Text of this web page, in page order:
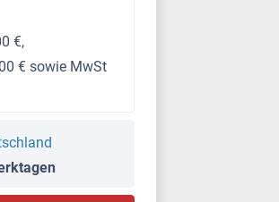
€,
€ sowie MwSt